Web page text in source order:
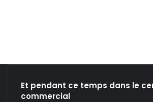
Et pendant ce temps dans le
commercial